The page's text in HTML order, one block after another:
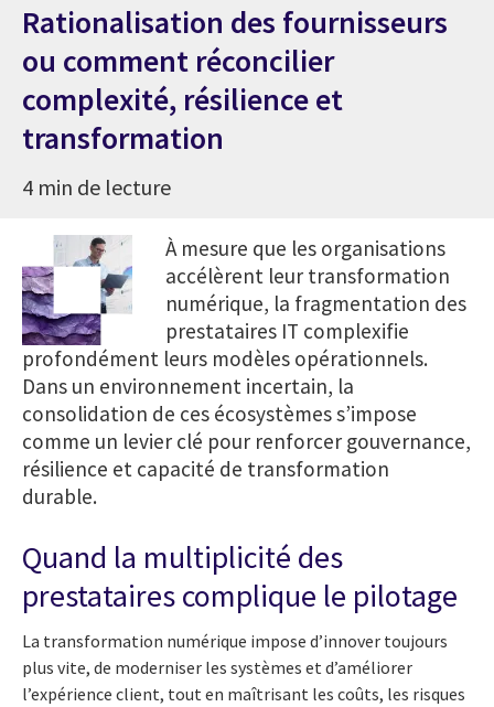
Rationalisation des fournisseurs
ou comment réconcilier
complexité, résilience et
transformation
4 min de lecture
À mesure que les organisations
accélèrent leur transformation
numérique, la fragmentation des
prestataires IT complexifie
profondément leurs modèles opérationnels.
Dans un environnement incertain, la
consolidation de ces écosystèmes s’impose
comme un levier clé pour renforcer gouvernance,
résilience et capacité de transformation
durable.
Quand la multiplicité des
prestataires complique le pilotage
La transformation numérique impose d’innover toujours
plus vite, de moderniser les systèmes et d’améliorer
l’expérience client, tout en maîtrisant les coûts, les risques